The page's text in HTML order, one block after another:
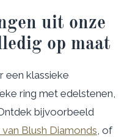
uit onze
op maat
een klassieke
ring met edelstenen,
bijvoorbeeld
Blush Diamonds, of